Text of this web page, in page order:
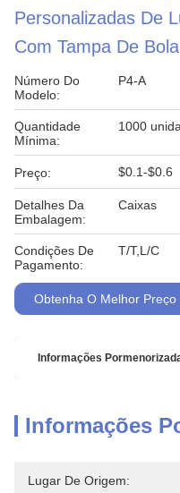
Personalizadas De
Com Tampa De Bola
Número Do
Modelo:
P4-A
Quantidade
Mínima:
1000
Preço: $0.1-$0.6
Detalhes Da
Embalagem:
Caixas
Condições De
Pagamento:
T/T,L/C
Obtenha O Melhor Preço
Informações
Informações
Lugar De Origem: